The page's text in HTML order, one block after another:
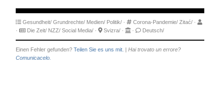
Gesundheit/ Grundrechte/ Medien/ Politik/ · Corona-Pandemie/ Zitać/ ·
·
Die Zeit/ NZZ/ Social Media/ · Svizra/ · · Deutsch/
Einen Fehler gefunden? Teilen Sie es uns mit. | Hai trovato un errore?
Comunicacelo.